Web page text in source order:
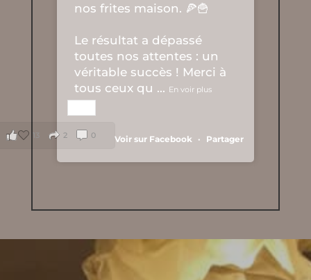
nos frites maison. 🍕🍟
Le résultat a dépassé
toutes nos attentes : un
véritable succès ! Merci à
tous ceux qu ... En voir plus
Voir sur Facebook · Partager
13 2 0